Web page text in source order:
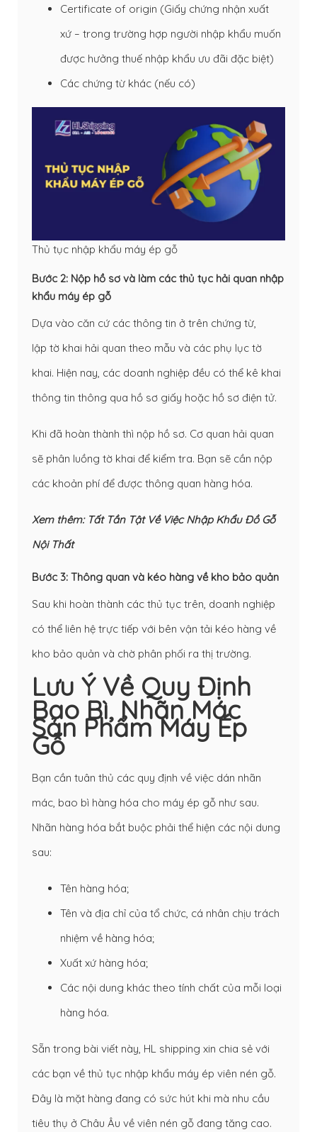
Certificate of origin (Giấy chứng nhận xuất
xứ – trong trường hợp người nhập khẩu muốn
được hưởng thuế nhập khẩu ưu đãi đặc biệt)
Các chứng từ khác (nếu có)
Thủ tục nhập khẩu máy ép gỗ
Bước 2: Nộp hồ sơ và làm các thủ tục hải quan nhập
khẩu máy ép gỗ
Dựa vào căn cứ các thông tin ở trên chứng từ,
lập tờ khai hải quan theo mẫu và các phụ lục tờ
khai. Hiện nay, các doanh nghiệp đều có thể kê khai
thông tin thông qua hồ sơ giấy hoặc hồ sơ điện tử.
Khi đã hoàn thành thì nộp hồ sơ. Cơ quan hải quan
sẽ phân luồng tờ khai để kiểm tra. Bạn sẽ cần nộp
các khoản phí để được thông quan hàng hóa.
Xem thêm: Tất Tần Tật Về Việc Nhập Khẩu Đồ Gỗ
Nội Thất
Bước 3: Thông quan và kéo hàng về kho bảo quản
Sau khi hoàn thành các thủ tục trên, doanh nghiệp
có thể liên hệ trực tiếp với bên vận tải kéo hàng về
kho bảo quản và chờ phân phối ra thị trường.
Lưu Ý Về Quy Định
Bao Bì, Nhãn Mác
Sản Phẩm Máy Ép
Gỗ
Bạn cần tuân thủ các quy định về việc dán nhãn
mác, bao bì hàng hóa cho máy ép gỗ như sau.
Nhãn hàng hóa bắt buộc phải thể hiện các nội dung
sau:
Tên hàng hóa;
Tên và địa chỉ của tổ chức, cá nhân chịu trách
nhiệm về hàng hóa;
Xuất xứ hàng hóa;
Các nội dung khác theo tính chất của mỗi loại
hàng hóa.
Sẵn trong bài viết này, HL shipping xin chia sẻ với
các bạn về thủ tục nhập khẩu máy ép viên nén gỗ.
Đây là mặt hàng đang có sức hút khi mà nhu cầu
tiêu thụ ở Châu Âu về viên nén gỗ đang tăng cao.